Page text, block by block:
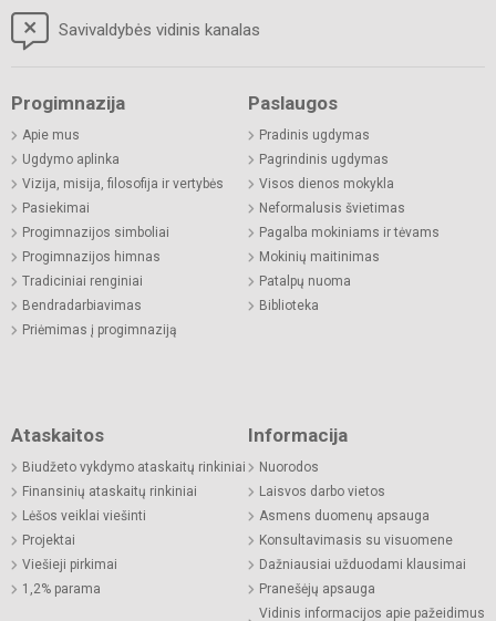
Savivaldybės vidinis kanalas
Progimnazija
Apie mus
Ugdymo aplinka
Vizija, misija, filosofija ir vertybės
Pasiekimai
Progimnazijos simboliai
Progimnazijos himnas
Tradiciniai renginiai
Bendradarbiavimas
Priėmimas į progimnaziją
Paslaugos
Pradinis ugdymas
Pagrindinis ugdymas
Visos dienos mokykla
Neformalusis švietimas
Pagalba mokiniams ir tėvams
Mokinių maitinimas
Patalpų nuoma
Biblioteka
Ataskaitos
Biudžeto vykdymo ataskaitų rinkiniai
Finansinių ataskaitų rinkiniai
Lėšos veiklai viešinti
Projektai
Viešieji pirkimai
1,2% parama
Informacija
Nuorodos
Laisvos darbo vietos
Asmens duomenų apsauga
Konsultavimasis su visuomene
Dažniausiai užduodami klausimai
Pranešėjų apsauga
Vidinis informacijos apie pažeidimus